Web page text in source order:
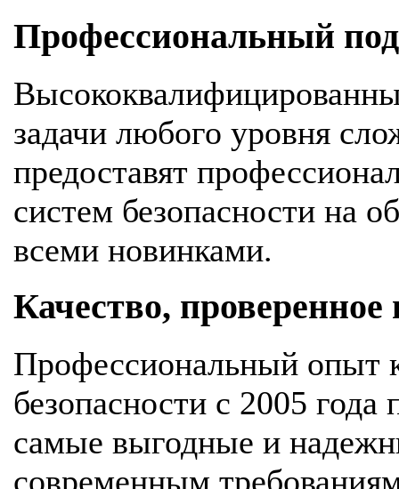
Профессиональный
задачи любого уровня
предоставят
систем безопасности на
всеми новинками.
Качество,
Профессиональный опыт
безопасности с 2005 года
самые выгодные и
современным